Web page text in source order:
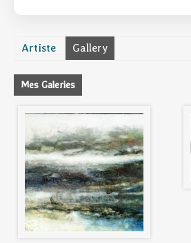
Artiste Gallery
Mes Galeries